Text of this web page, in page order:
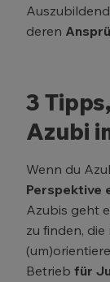
deren
3
Azubi
Wenn du
Perspektive
Azubis geht
zu finden,
Betrieb für